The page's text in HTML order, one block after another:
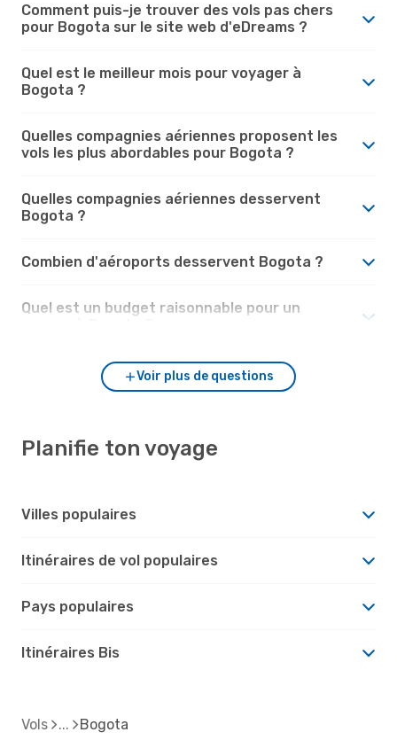
Comment puis-je trouver des vols pas chers
pour Bogota sur le site web d'eDreams ?
Quel est le meilleur mois pour voyager à
Bogota ?
Quelles compagnies aériennes proposent les
vols les plus abordables pour Bogota ?
Quelles compagnies aériennes desservent
Bogota ?
Combien d'aéroports desservent Bogota ?
Quel est un budget raisonnable pour un
Voir plus de questions
Planifie ton voyage
Villes populaires
Itinéraires de vol populaires
Pays populaires
Itinéraires Bis
Vols Bogota